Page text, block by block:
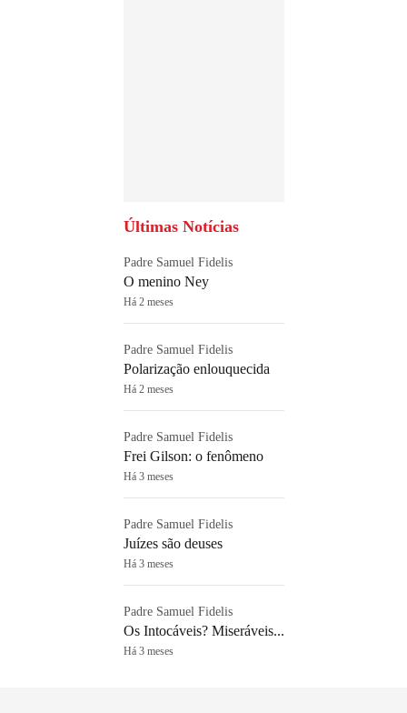
Últimas Notícias
Padre Samuel Fidelis
O menino Ney
Há 2 meses
Padre Samuel Fidelis
Polarização enlouquecida
Há 2 meses
Padre Samuel Fidelis
Frei Gilson: o fenômeno
Há 3 meses
Padre Samuel Fidelis
Juízes são deuses
Há 3 meses
Padre Samuel Fidelis
Os Intocáveis? Miseráveis...
Há 3 meses